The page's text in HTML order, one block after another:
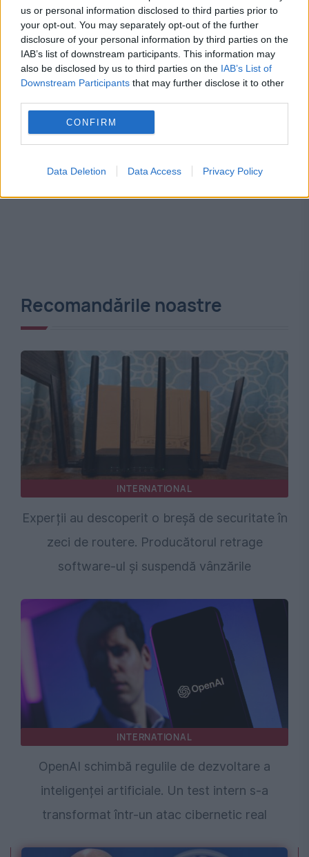
us or personal information disclosed to third parties prior to
your opt-out. You may separately opt-out of the further
disclosure of your personal information by third parties on the
IAB’s list of downstream participants. This information may
also be disclosed by us to third parties on the IAB’s List of
Downstream Participants that may further disclose it to other
CONFIRM
Data Deletion Data Access Privacy Policy
securitate
Recomandările noastre
INTERNATIONAL
Experții au descoperit o breșă de securitate în
zeci de routere. Producătorul retrage
software-ul și suspendă vânzările
INTERNATIONAL
OpenAI schimbă regulile de dezvoltare a
inteligenței artificiale. Un test intern s-a
transformat într-un atac cibernetic real